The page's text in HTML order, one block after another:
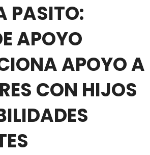
PASITO:
APOYO
APOYO A
CON HIJOS